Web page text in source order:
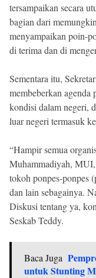
tersampaikan secara
bagian dari
menyampaikan poin-
di terima dan di
Sementara itu,
membeberkan agenda
kondisi dalam negeri,
luar negeri termasuk
“Hampir semua
Muhammadiyah, MUI,
tokoh ponpes-ponpes
dan lain sebagainya.
Diskusi tentang ya,
Seskab Teddy.
Baca Juga
untuk Stunting